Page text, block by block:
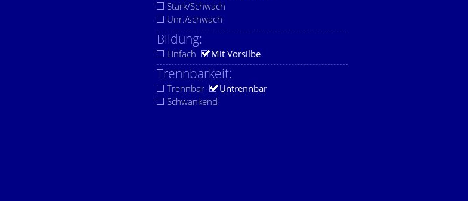
Stark/Schwach
Unr./schwach
Bildung:
Einfach Mit Vorsilbe
Trennbarkeit:
Trennbar
Untrennbar
Schwankend